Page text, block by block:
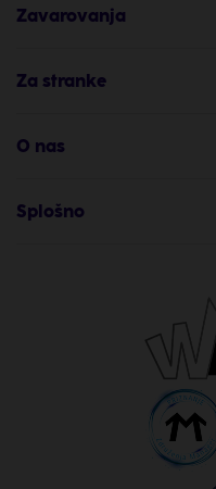
Zavarovanja
Za stranke
O nas
Splošno